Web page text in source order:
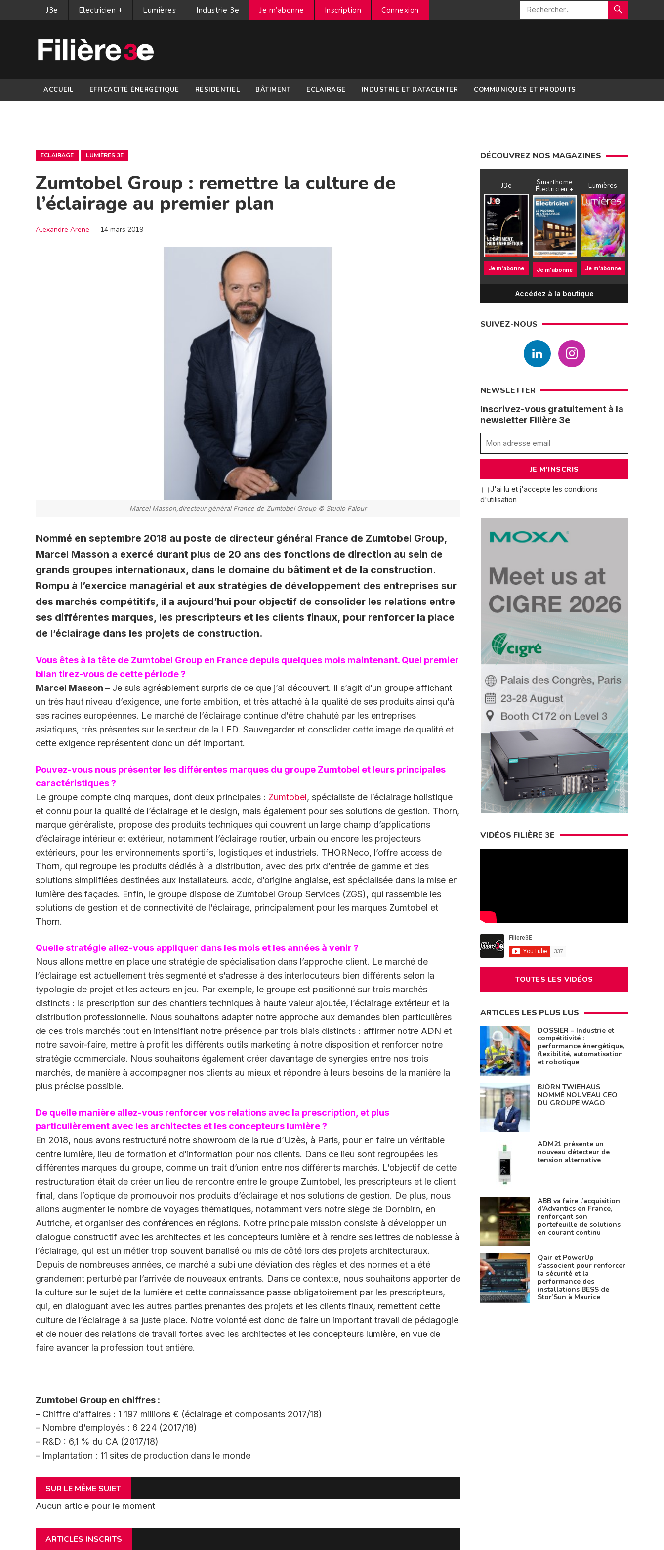
J3e Electricien + Lumières Industrie 3e Je m’abonne Inscription Connexion
ACCUEIL EFFICACITÉ ÉNERGÉTIQUE RÉSIDENTIEL BÂTIMENT ECLAIRAGE INDUSTRIE ET DATACENTER COMMUNIQUÉS ET PRODUITS
ECLAIRAGE LUMIÈRES 3E
Zumtobel Group : remettre la culture de
l’éclairage au premier plan
Alexandre Arene — 14 mars 2019
Marcel Masson,directeur général France de Zumtobel Group © Studio Falour
Nommé en septembre 2018 au poste de directeur général France de Zumtobel Group,
Marcel Masson a exercé durant plus de 20 ans des fonctions de direction au sein de
grands groupes internationaux, dans le domaine du bâtiment et de la construction.
Rompu à l’exercice managérial et aux stratégies de développement des entreprises sur
des marchés compétitifs, il a aujourd’hui pour objectif de consolider les relations entre
ses différentes marques, les prescripteurs et les clients finaux, pour renforcer la place
de l’éclairage dans les projets de construction.
Vous êtes à la tête de Zumtobel Group en France depuis quelques mois maintenant. Quel premier
bilan tirez-vous de cette période ?
Marcel Masson – Je suis agréablement surpris de ce que j’ai découvert. Il s’agit d’un groupe affichant
un très haut niveau d’exigence, une forte ambition, et très attaché à la qualité de ses produits ainsi qu’à
ses racines européennes. Le marché de l’éclairage continue d’être chahuté par les entreprises
asiatiques, très présentes sur le secteur de la LED. Sauvegarder et consolider cette image de qualité et
cette exigence représentent donc un déf important.
Pouvez-vous nous présenter les différentes marques du groupe Zumtobel et leurs principales
caractéristiques ?
Le groupe compte cinq marques, dont deux principales : Zumtobel, spécialiste de l’éclairage holistique
et connu pour la qualité de l’éclairage et le design, mais également pour ses solutions de gestion. Thorn,
marque généraliste, propose des produits techniques qui couvrent un large champ d’applications
d’éclairage intérieur et extérieur, notamment l’éclairage routier, urbain ou encore les projecteurs
extérieurs, pour les environnements sportifs, logistiques et industriels. THORNeco, l’offre access de
Thorn, qui regroupe les produits dédiés à la distribution, avec des prix d’entrée de gamme et des
solutions simplifiées destinées aux installateurs. acdc, d’origine anglaise, est spécialisée dans la mise en
lumière des façades. Enfin, le groupe dispose de Zumtobel Group Services (ZGS), qui rassemble les
solutions de gestion et de connectivité de l’éclairage, principalement pour les marques Zumtobel et
Thorn.
Quelle stratégie allez-vous appliquer dans les mois et les années à venir ?
Nous allons mettre en place une stratégie de spécialisation dans l’approche client. Le marché de
l’éclairage est actuellement très segmenté et s’adresse à des interlocuteurs bien différents selon la
typologie de projet et les acteurs en jeu. Par exemple, le groupe est positionné sur trois marchés
distincts : la prescription sur des chantiers techniques à haute valeur ajoutée, l’éclairage extérieur et la
distribution professionnelle. Nous souhaitons adapter notre approche aux demandes bien particulières
de ces trois marchés tout en intensifiant notre présence par trois biais distincts : affirmer notre ADN et
notre savoir-faire, mettre à profit les différents outils marketing à notre disposition et renforcer notre
stratégie commerciale. Nous souhaitons également créer davantage de synergies entre nos trois
marchés, de manière à accompagner nos clients au mieux et répondre à leurs besoins de la manière la
plus précise possible.
De quelle manière allez-vous renforcer vos relations avec la prescription, et plus
particulièrement avec les architectes et les concepteurs lumière ?
En 2018, nous avons restructuré notre showroom de la rue d’Uzès, à Paris, pour en faire un véritable
centre lumière, lieu de formation et d’information pour nos clients. Dans ce lieu sont regroupées les
différentes marques du groupe, comme un trait d’union entre nos différents marchés. L’objectif de cette
restructuration était de créer un lieu de rencontre entre le groupe Zumtobel, les prescripteurs et le client
final, dans l’optique de promouvoir nos produits d’éclairage et nos solutions de gestion. De plus, nous
allons augmenter le nombre de voyages thématiques, notamment vers notre siège de Dornbirn, en
Autriche, et organiser des conférences en régions. Notre principale mission consiste à développer un
dialogue constructif avec les architectes et les concepteurs lumière et à rendre ses lettres de noblesse à
l’éclairage, qui est un métier trop souvent banalisé ou mis de côté lors des projets architecturaux.
Depuis de nombreuses années, ce marché a subi une déviation des règles et des normes et a été
grandement perturbé par l’arrivée de nouveaux entrants. Dans ce contexte, nous souhaitons apporter de
la culture sur le sujet de la lumière et cette connaissance passe obligatoirement par les prescripteurs,
qui, en dialoguant avec les autres parties prenantes des projets et les clients finaux, remettent cette
culture de l’éclairage à sa juste place. Notre volonté est donc de faire un important travail de pédagogie
et de nouer des relations de travail fortes avec les architectes et les concepteurs lumière, en vue de
faire avancer la profession tout entière.
Zumtobel Group en chiffres :
– Chiffre d’affaires : 1 197 millions € (éclairage et composants 2017/18)
– Nombre d’employés : 6 224 (2017/18)
– R&D : 6,1 % du CA (2017/18)
– Implantation : 11 sites de production dans le monde
SUR LE MÊME SUJET
Aucun article pour le moment
ARTICLES INSCRITS
DÉCOUVREZ NOS MAGAZINES
J3e
Je m'abonne
Smarthome
Électricien +
Je m'abonne
Lumières
Je m'abonne
Accédez à la boutique
SUIVEZ-NOUS
NEWSLETTER
Inscrivez-vous gratuitement à la
newsletter Filière 3e
J'ai lu et j'accepte les conditions
d'utilisation
VIDÉOS FILIÈRE 3E
TOUTES LES VIDÉOS
ARTICLES LES PLUS LUS
DOSSIER – Industrie et
compétitivité :
performance énergétique,
flexibilité, automatisation
et robotique
BJÖRN TWIEHAUS
NOMMÉ NOUVEAU CEO
DU GROUPE WAGO
ADM21 présente un
nouveau détecteur de
tension alternative
ABB va faire l’acquisition
d’Advantics en France,
renforçant son
portefeuille de solutions
en courant continu
Qair et PowerUp
s’associent pour renforcer
la sécurité et la
performance des
installations BESS de
Stor’Sun à Maurice